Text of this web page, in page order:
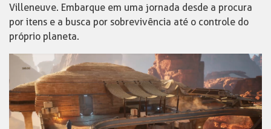
Villeneuve. Embarque em uma jornada desde a procura
por itens e a busca por sobrevivência até o controle do
próprio planeta.